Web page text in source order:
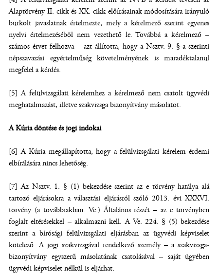
Alaptörvény II. cikk és XX. cikk előírásainak módosítására irányuló
burkolt javaslatnak értelmezte, mely a kérelmező szerint egyenes
nyelvi értelmezéséből nem vezethető le. Továbbá a kérelmező –
számos érvet felhozva − azt állította, hogy a Nsztv. 9. §-a szerinti
népszavazási egyértelműség követelményének is maradéktalanul
megfelel a kérdés.
[5] A felülvizsgálati kérelemhez a kérelmező nem csatolt ügyvédi
meghatalmazást, illetve szakvizsga bizonyítvány másolatot.
A Kúria döntése és jogi indokai
[6] A Kúria megállapította, hogy a felülvizsgálati kérelem érdemi
elbírálására nincs lehetőség.
[7] Az Nsztv. 1. § (1) bekezdése szerint az e törvény hatálya alá
tartozó eljárásokra a választási eljárásról szóló 2013. évi XXXVI.
törvény (a továbbiakban: Ve.) Általános részét – az e törvényben
foglalt eltérésekkel – alkalmazni kell. A Ve. 224. § (5) bekezdése
szerint a bírósági felülvizsgálati eljárásban az ügyvédi képviselet
kötelező. A jogi szakvizsgával rendelkező személy – a szakvizsga-
bizonyítvány egyszerű másolatának csatolásával – saját ügyében
ügyvédi képviselet nélkül is eljárhat.